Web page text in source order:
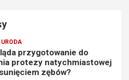
przygotowanie do
protezy natychmiastowej
zębów?